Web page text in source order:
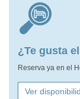
¿Te gusta
Reserva ya en el
Ver